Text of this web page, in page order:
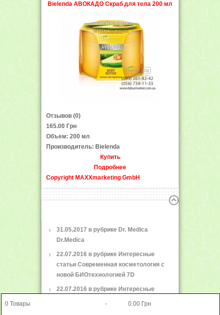
0 Товары - 0.00 Грн
Bielenda АВОКАДО Скраб для тела 200 мл
Отзывов (0)
165.00 Грн
Объем: 200 мл
Производитель: Bielenda
Купить
Подробнее
Copyright MAXXmarketing GmbH
31.05.2017 в рубрике Dr. Medica
Dr.Medica
22.07.2016 в рубрике Интересные
статьи Современная косметология с
новой БИОтехнологией 7D
22.07.2016 в рубрике Интересные